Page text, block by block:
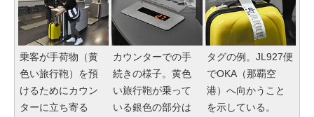
乗客が手荷物（黄
色い旅行鞄）を預
けるためにカウン
ターに立ち寄る
カウンターでの手
続きの様子。黄色
い旅行鞄が乗って
いる銀色の部分は
タグの例。JL927便
でOKA（那覇空
港）へ向かうこと
を示している。